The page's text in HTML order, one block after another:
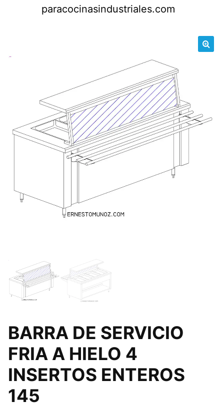
paracocinasindustriales.com
BARRA DE SERVICIO
FRIA A HIELO 4
INSERTOS ENTEROS
145